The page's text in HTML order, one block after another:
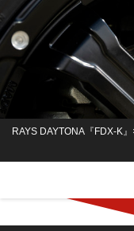
RAYS DAYTONA『FDX-K